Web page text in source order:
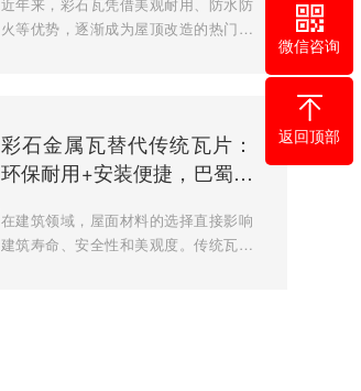
火等优势，逐渐成为屋顶改造的热门材
彩石金属瓦替代传统瓦片：
环保耐用+安装便捷，巴蜀良
在建筑领域，屋面材料的选择直接影响
建筑寿命、安全性和美观度。传统瓦片
微信咨询
返回顶部